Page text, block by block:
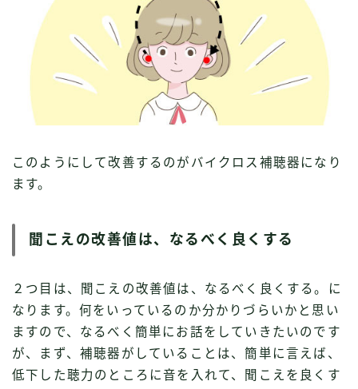
このようにして改善するのがバイクロス補聴器になり
ます。
聞こえの改善値は、なるべく良くする
２つ目は、聞こえの改善値は、なるべく良くする。に
なります。何をいっているのか分かりづらいかと思い
ますので、なるべく簡単にお話をしていきたいのです
が、まず、補聴器がしていることは、簡単に言えば、
低下した聴力のところに音を入れて、聞こえを良くす